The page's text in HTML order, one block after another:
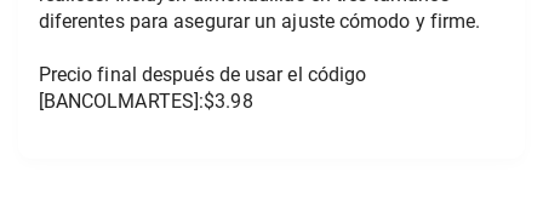
diferentes para asegurar un ajuste cómodo y firme.
Precio final después de usar el código
[BANCOLMARTES]:$3.98